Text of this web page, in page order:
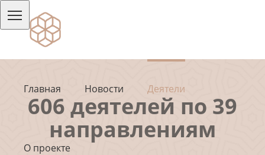
Главная Новости Деятели
О проекте
606 деятелей по 39
направлениям